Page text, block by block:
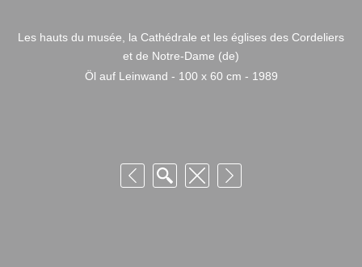
Les hauts du musée, la Cathédrale et les églises des Cordeliers
et de Notre-Dame (de)
Öl auf Leinwand - 100 x 60 cm - 1989